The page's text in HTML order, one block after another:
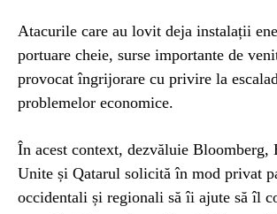
Atacurile care au lovit deja instalații
portuare cheie, surse importante de
provocat îngrijorare cu privire la
problemelor economice.
În acest context, dezvăluie Bloomberg,
Unite și Qatarul solicită în mod privat
occidentali și regionali să îi ajute să îl